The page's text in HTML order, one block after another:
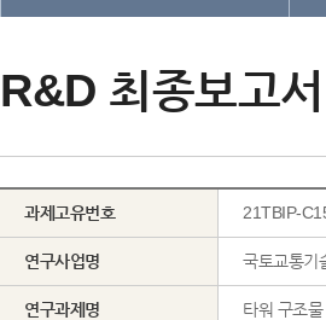
R&D 최종보고서
과제고유번호 21TBIP-
연구사업명 국토교통기
연구과제명 타워 구조